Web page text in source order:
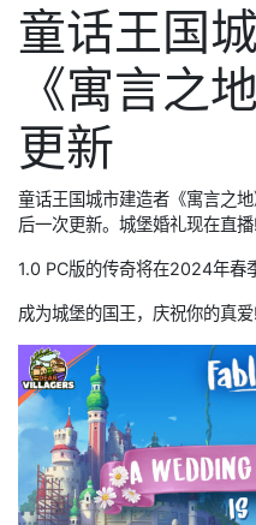
童话王国
《寓言之
更新
童话王国城市建造者《寓言之
后一次更新。城堡婚礼现在直播!
1.0 PC版的传奇将在2024年春
成为城堡的国王，庆祝你的真爱!